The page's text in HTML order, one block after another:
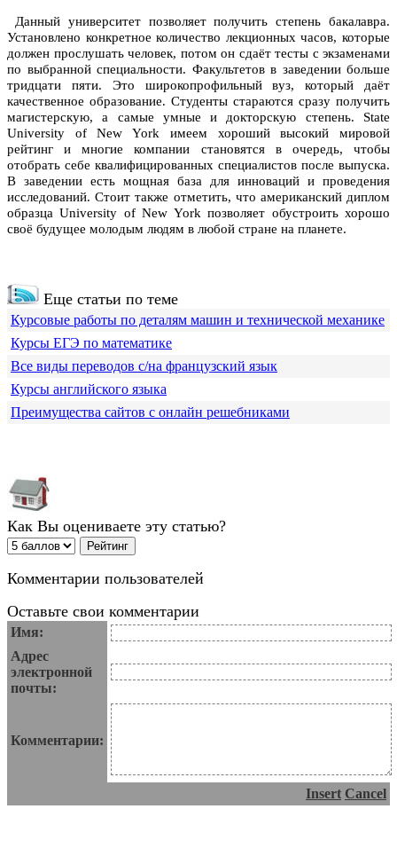
Данный университет позволяет получить степень бакалавра.
Установлено конкретное количество лекционных часов, которые
должен прослушать человек, потом он сдаёт тесты с экзаменами
по выбранной специальности. Факультетов в заведении больше
тридцати пяти. Это широкопрофильный вуз, который даёт
качественное образование. Студенты стараются сразу получить
магистерскую, а самые умные и докторскую степень. State
University of New York имеем хороший высокий мировой
рейтинг и многие компании становятся в очередь, чтобы
отобрать себе квалифицированных специалистов после выпуска.
В заведении есть мощная база для инноваций и проведения
исследований. Стоит также отметить, что американский диплом
образца University of New York позволяет обустроить хорошо
своё будущее молодым людям в любой стране на планете.
Еще статьи по теме
Курсовые работы по деталям машин и технической механике
Курсы ЕГЭ по математике
Все виды переводов с/на французский язык
Курсы английского языка
Преимущества сайтов с онлайн решебниками
Как Вы оцениваете эту статью?
Комментарии пользователей
Оставьте свои комментарии
Имя:
Адрес
электронной
почты:
Комментарии:
Insert Cancel